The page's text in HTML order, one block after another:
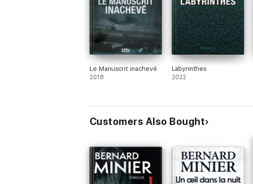
Le Manuscrit inachevé
2018
Labyrinthes
2022
Customers Also Bought